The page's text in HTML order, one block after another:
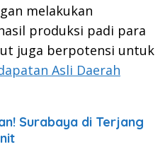
melakukan
produksi padi para
juga berpotensi untuk
Asli Daerah
Surabaya di Terjang